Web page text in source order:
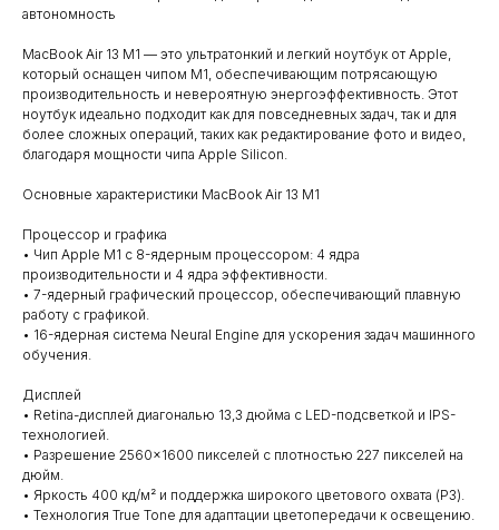
автономность
MacBook Air 13 M1 — это ультратонкий и легкий ноутбук от Apple,
который оснащен чипом M1, обеспечивающим потрясающую
производительность и невероятную энергоэффективность. Этот
ноутбук идеально подходит как для повседневных задач, так и для
более сложных операций, таких как редактирование фото и видео,
благодаря мощности чипа Apple Silicon.
Основные характеристики MacBook Air 13 M1
Процессор и графика
• Чип Apple M1 с 8-ядерным процессором: 4 ядра
производительности и 4 ядра эффективности.
• 7-ядерный графический процессор, обеспечивающий плавную
работу с графикой.
• 16-ядерная система Neural Engine для ускорения задач машинного
обучения.
Дисплей
• Retina-дисплей диагональю 13,3 дюйма с LED-подсветкой и IPS-
технологией.
• Разрешение 2560×1600 пикселей с плотностью 227 пикселей на
дюйм.
• Яркость 400 кд/м² и поддержка широкого цветового охвата (P3).
• Технология True Tone для адаптации цветопередачи к освещению.